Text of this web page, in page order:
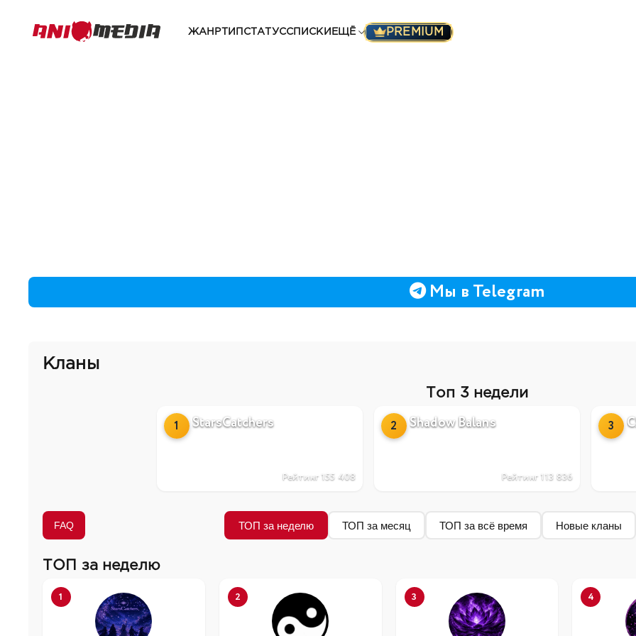
ЖАНРТИП СТАТУССПИСКИ ЕЩЁ PREMIUM
Мы в Telegram
Кланы
Топ 3 недели
1 StarsCatchers
Рейтинг 155 408
2 Shadow Balans
Рейтинг 113 836
3
FAQ ТОП за неделю ТОП за месяц ТОП за всё время Новые кланы
ТОП за неделю
1 2 3 4